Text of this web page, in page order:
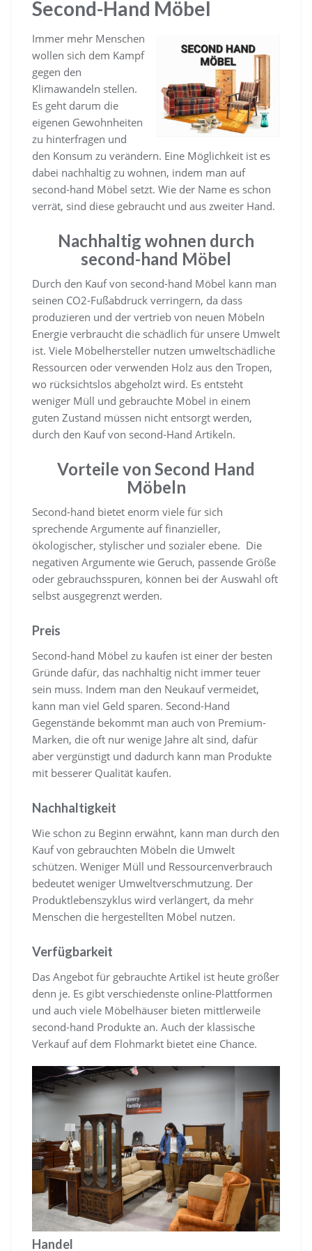
Second-Hand Möbel
Immer mehr Menschen
wollen sich dem Kampf
gegen den
Klimawandeln stellen.
Es geht darum die
eigenen Gewohnheiten
zu hinterfragen und
den Konsum zu verändern. Eine Möglichkeit ist es
dabei nachhaltig zu wohnen, indem man auf
second-hand Möbel setzt. Wie der Name es schon
verrät, sind diese gebraucht und aus zweiter Hand.
Nachhaltig wohnen durch
second-hand Möbel
Durch den Kauf von second-hand Möbel kann man
seinen CO2-Fußabdruck verringern, da dass
produzieren und der vertrieb von neuen Möbeln
Energie verbraucht die schädlich für unsere Umwelt
ist. Viele Möbelhersteller nutzen umweltschädliche
Ressourcen oder verwenden Holz aus den Tropen,
wo rücksichtslos abgeholzt wird. Es entsteht
weniger Müll und gebrauchte Möbel in einem
guten Zustand müssen nicht entsorgt werden,
durch den Kauf von second-Hand Artikeln.
Vorteile von Second Hand
Möbeln
Second-hand bietet enorm viele für sich
sprechende Argumente auf finanzieller,
ökologischer, stylischer und sozialer ebene. Die
negativen Argumente wie Geruch, passende Größe
oder gebrauchsspuren, können bei der Auswahl oft
selbst ausgegrenzt werden.
Preis
Second-hand Möbel zu kaufen ist einer der besten
Gründe dafür, das nachhaltig nicht immer teuer
sein muss. Indem man den Neukauf vermeidet,
kann man viel Geld sparen. Second-Hand
Gegenstände bekommt man auch von Premium-
Marken, die oft nur wenige Jahre alt sind, dafür
aber vergünstigt und dadurch kann man Produkte
mit besserer Qualität kaufen.
Nachhaltigkeit
Wie schon zu Beginn erwähnt, kann man durch den
Kauf von gebrauchten Möbeln die Umwelt
schützen. Weniger Müll und Ressourcenverbrauch
bedeutet weniger Umweltverschmutzung. Der
Produktlebenszyklus wird verlängert, da mehr
Menschen die hergestellten Möbel nutzen.
Verfügbarkeit
Das Angebot für gebrauchte Artikel ist heute größer
denn je. Es gibt verschiedenste online-Plattformen
und auch viele Möbelhäuser bieten mittlerweile
second-hand Produkte an. Auch der klassische
Verkauf auf dem Flohmarkt bietet eine Chance.
Handel